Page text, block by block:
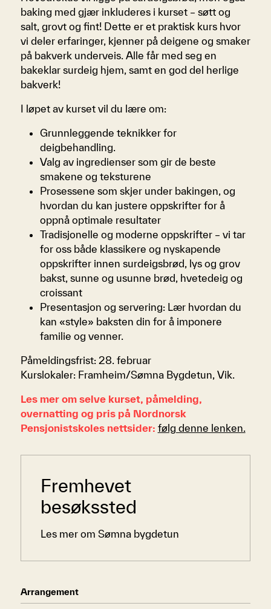
Arrangement
Sidemeny
Fremhevet
besøkssted
Les mer om Sømna bygdetun
baking med gjær inkluderes i kurset – søtt og
salt, grovt og fint! Dette er et praktisk kurs hvor
vi deler erfaringer, kjenner på deigene og smaker
på bakverk underveis. Alle får med seg en
bakeklar surdeig hjem, samt en god del herlige
bakverk!
I løpet av kurset vil du lære om:
Grunnleggende teknikker for
deigbehandling.
Valg av ingredienser som gir de beste
smakene og teksturene
Prosessene som skjer under bakingen, og
hvordan du kan justere oppskrifter for å
oppnå optimale resultater
Tradisjonelle og moderne oppskrifter – vi tar
for oss både klassikere og nyskapende
oppskrifter innen surdeigsbrød, lys og grov
bakst, sunne og usunne brød, hvetedeig og
croissant
Presentasjon og servering: Lær hvordan du
kan «style» baksten din for å imponere
familie og venner.
Påmeldingsfrist: 28. februar
Kurslokaler: Framheim/Sømna Bygdetun, Vik.
Les mer om selve kurset, påmelding,
overnatting og pris på Nordnorsk
Pensjonistskoles nettsider: følg denne lenken.